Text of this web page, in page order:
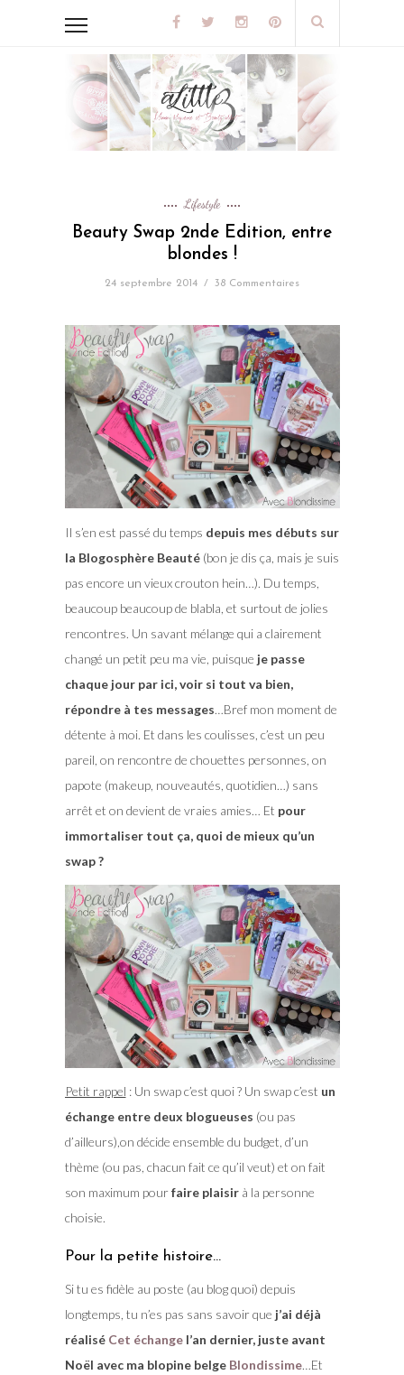
Lifestyle
Beauty Swap 2nde Edition, entre
blondes !
24 septembre 2014 / 38 Commentaires
Il s’en est passé du temps depuis mes débuts sur
la Blogosphère Beauté(bon je dis ça, mais je suis
pas encore un vieux crouton hein…). Du temps,
beaucoup beaucoup de blabla, et surtout de jolies
rencontres. Un savant mélange qui a clairement
changé un petit peu ma vie, puisque je passe
chaque jour par ici, voir si tout va bien,
répondre à tes messages…Bref mon moment de
détente à moi. Et dans les coulisses, c’est un peu
pareil, on rencontre de chouettes personnes, on
papote (makeup, nouveautés, quotidien…) sans
arrêt et on devient de vraies amies… Et pour
immortaliser tout ça, quoi de mieux qu’un
swap ?
Petit rappel : Un swap c’est quoi ? Un swap c’est un
échange entre deux blogueuses (ou pas
d’ailleurs),on décide ensemble du budget, d’un
thème (ou pas, chacun fait ce qu’il veut) et on fait
son maximum pourfaire plaisirà la personne
choisie.
Pour la petite histoire…
Si tu es fidèle au poste (au blog quoi) depuis
longtemps, tu n’es pas sans savoir que j’ai déjà
réalisé Cet échangel’an dernier, juste avant
Noël avec ma blopine belge Blondissime…Et